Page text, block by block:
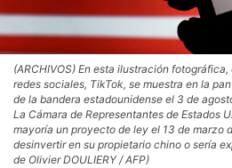
(ARCHIVOS) En esta ilustración
redes sociales, TikTok, se muestra en la
de la bandera estadounidense el 3 de
La Cámara de Representantes de Estados
mayoría un proyecto de ley el 13 de marzo
desinvertir en su propietario chino o sería
de Olivier DOULIERY / AFP)